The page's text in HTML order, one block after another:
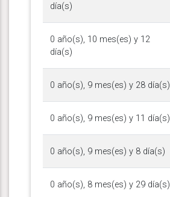
día(s)
0 año(s), 10 mes(es) y 12
día(s)
0 año(s), 9 mes(es) y 28 día(s)
0 año(s), 9 mes(es) y 11 día(s)
0 año(s), 9 mes(es) y 8 día(s)
0 año(s), 8 mes(es) y 29 día(s)